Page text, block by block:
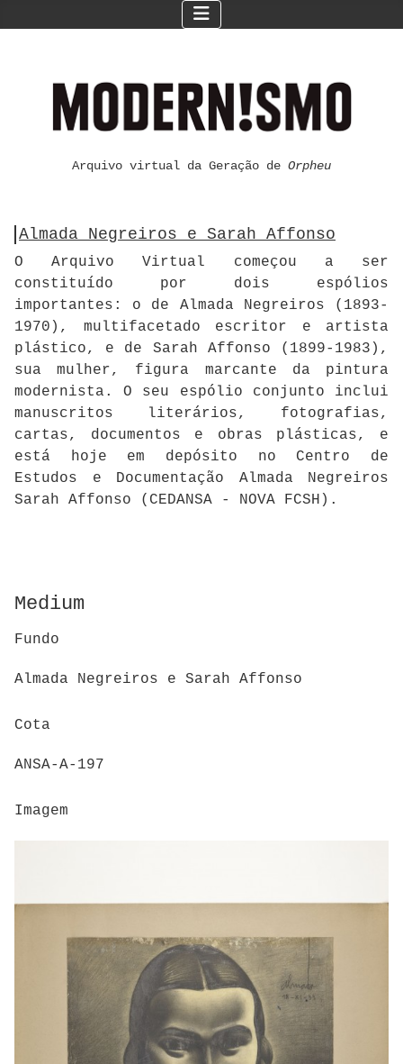
Arquivo virtual da Geração de Orpheu
Almada Negreiros e Sarah Affonso
O Arquivo Virtual começou a ser
constituído por dois espólios
importantes: o de Almada Negreiros (1893-
1970), multifacetado escritor e artista
plástico, e de Sarah Affonso (1899-1983),
sua mulher, figura marcante da pintura
modernista. O seu espólio conjunto inclui
manuscritos literários, fotografias,
cartas, documentos e obras plásticas, e
está hoje em depósito no Centro de
Estudos e Documentação Almada Negreiros
Sarah Affonso (CEDANSA - NOVA FCSH).
Medium
Fundo
Almada Negreiros e Sarah Affonso
Cota
ANSA-A-197
Imagem